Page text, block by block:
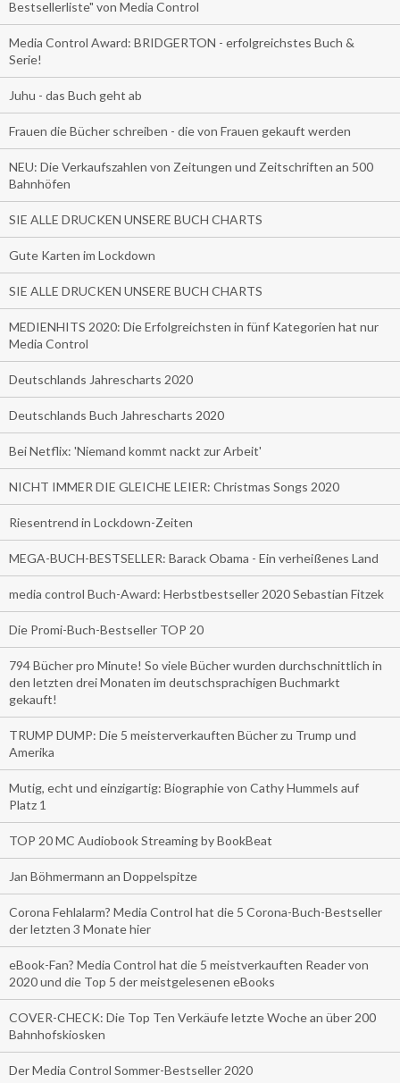
Bestsellerliste" von Media Control
Media Control Award: BRIDGERTON - erfolgreichstes Buch &
Serie!
Juhu - das Buch geht ab
Frauen die Bücher schreiben - die von Frauen gekauft werden
NEU: Die Verkaufszahlen von Zeitungen und Zeitschriften an 500
Bahnhöfen
SIE ALLE DRUCKEN UNSERE BUCH CHARTS
Gute Karten im Lockdown
SIE ALLE DRUCKEN UNSERE BUCH CHARTS
MEDIENHITS 2020: Die Erfolgreichsten in fünf Kategorien hat nur
Media Control
Deutschlands Jahrescharts 2020
Deutschlands Buch Jahrescharts 2020
Bei Netflix: 'Niemand kommt nackt zur Arbeit'
NICHT IMMER DIE GLEICHE LEIER: Christmas Songs 2020
Riesentrend in Lockdown-Zeiten
MEGA-BUCH-BESTSELLER: Barack Obama - Ein verheißenes Land
media control Buch-Award: Herbstbestseller 2020 Sebastian Fitzek
Die Promi-Buch-Bestseller TOP 20
794 Bücher pro Minute! So viele Bücher wurden durchschnittlich in
den letzten drei Monaten im deutschsprachigen Buchmarkt
gekauft!
TRUMP DUMP: Die 5 meisterverkauften Bücher zu Trump und
Amerika
Mutig, echt und einzigartig: Biographie von Cathy Hummels auf
Platz 1
TOP 20 MC Audiobook Streaming by BookBeat
Jan Böhmermann an Doppelspitze
Corona Fehlalarm? Media Control hat die 5 Corona-Buch-Bestseller
der letzten 3 Monate hier
eBook-Fan? Media Control hat die 5 meistverkauften Reader von
2020 und die Top 5 der meistgelesenen eBooks
COVER-CHECK: Die Top Ten Verkäufe letzte Woche an über 200
Bahnhofskiosken
Der Media Control Sommer-Bestseller 2020